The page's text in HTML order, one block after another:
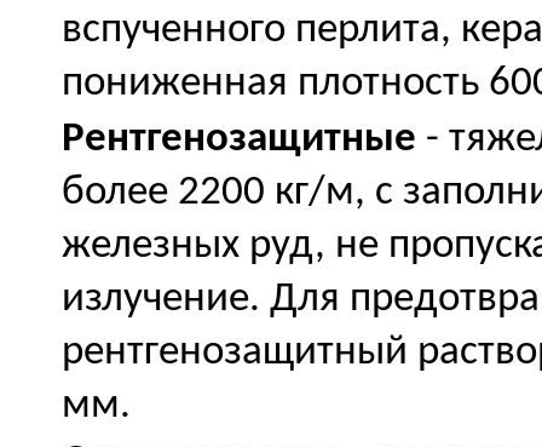
вспученного перлита,
пониженная плотность
Рентгенозащитные -
более 2200 кг/м, с
железных руд, не
излучение. Для
рентгенозащитный
мм.